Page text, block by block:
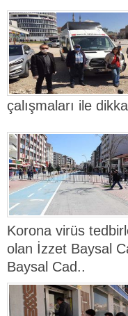
çalışmaları ile
Korona virüs
olan İzzet Baysal
Baysal Cad..